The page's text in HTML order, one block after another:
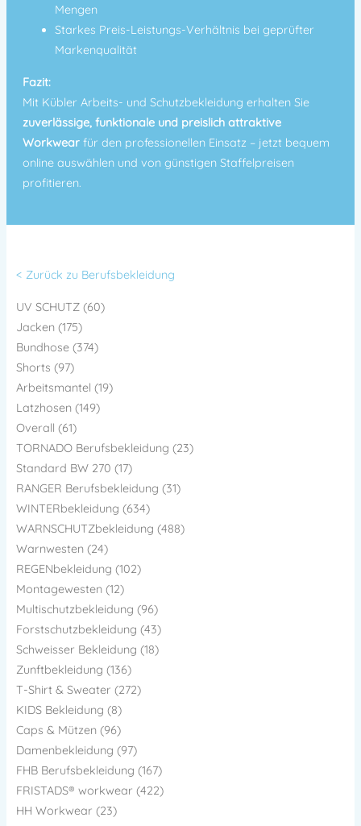
Mengen
Starkes Preis-Leistungs-Verhältnis bei geprüfter
Markenqualität
Fazit:
Mit Kübler Arbeits- und Schutzbekleidung erhalten Sie
zuverlässige, funktionale und preislich attraktive
Workwear für den professionellen Einsatz – jetzt bequem
online auswählen und von günstigen Staffelpreisen
profitieren.
< Zurück zu Berufsbekleidung
UV SCHUTZ (60)
Jacken (175)
Bundhose (374)
Shorts (97)
Arbeitsmantel (19)
Latzhosen (149)
Overall (61)
TORNADO Berufsbekleidung (23)
Standard BW 270 (17)
RANGER Berufsbekleidung (31)
WINTERbekleidung (634)
WARNSCHUTZbekleidung (488)
Warnwesten (24)
REGENbekleidung (102)
Montagewesten (12)
Multischutzbekleidung (96)
Forstschutzbekleidung (43)
Schweisser Bekleidung (18)
Zunftbekleidung (136)
T-Shirt & Sweater (272)
KIDS Bekleidung (8)
Caps & Mützen (96)
Damenbekleidung (97)
FHB Berufsbekleidung (167)
FRISTADS® workwear (422)
HH Workwear (23)